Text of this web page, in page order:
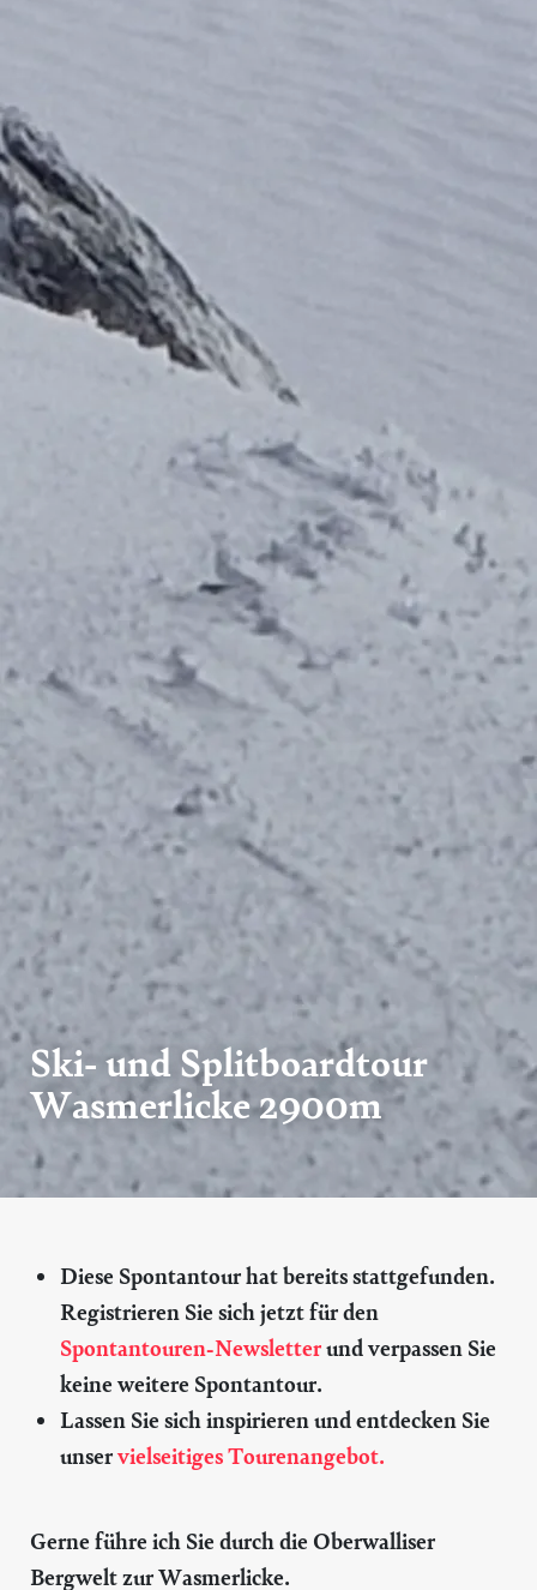
Ski- und Splitboardtour
Wasmerlicke 2900m
Diese Spontantour hat bereits stattgefunden.
Registrieren Sie sich jetzt für den
Spontantouren-Newsletterund verpassen Sie
keine weitere Spontantour.
Lassen Sie sich inspirieren und entdecken Sie
unservielseitiges Tourenangebot.
Gerne führe ich Sie durch die Oberwalliser
Bergwelt zur Wasmerlicke.